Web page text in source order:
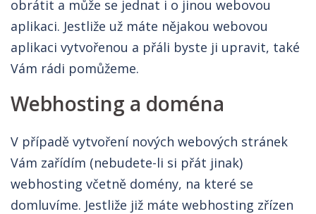
obrátit a může se jednat i o jinou webovou
aplikaci. Jestliže už máte nějakou webovou
aplikaci vytvořenou a přáli byste ji upravit, také
Vám rádi pomůžeme.
Webhosting a doména
V případě vytvoření nových webových stránek
Vám zařídím (nebudete-li si přát jinak)
webhosting včetně domény, na které se
domluvíme. Jestliže již máte webhosting zřízen